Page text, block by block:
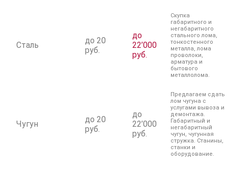
Сталь
до 20
руб.
до
22’000
руб.
Скупка
габаритного и
негабаритного
стального лома,
тонкостенного
металла, лома
проволоки,
арматура и
бытового
металлолома.
Чугун
до 20
руб.
до
22’000
руб.
Предлагаем сдать
лом чугуна с
услугами вывоза и
демонтажа.
Габаритный и
негабаритный
чугун, чугунная
стружка. Станины,
станки и
оборудование.